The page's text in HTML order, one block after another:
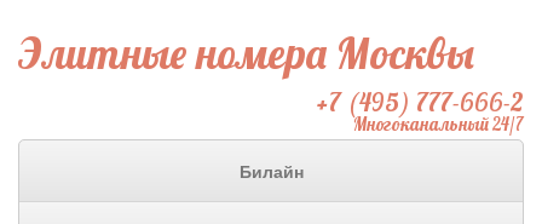
Элитные номера Москвы
+7 (495) 777-666-2
Многоканальный 24/7
Билайн